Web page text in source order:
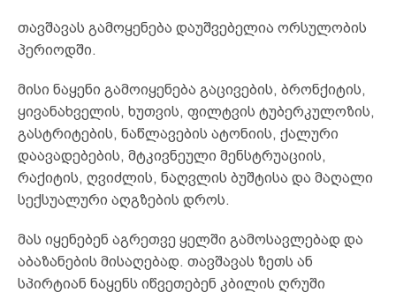
თავშავას გამოყენება დაუშვებელია ორსულობის
პერიოდში.
მისი ნაყენი გამოიყენება გაცივების, ბრონქიტის,
ყივანახველის, ხუთვის, ფილტვის ტუბერკულოზის,
გასტრიტების, ნაწლავების ატონიის, ქალური
დაავადებების, მტკივნეული მენსტრუაციის,
რაქიტის, ღვიძლის, ნაღვლის ბუშტისა და მაღალი
სექსუალური აღგზების დროს.
მას იყენებენ აგრეთვე ყელში გამოსავლებად და
აბაზანების მისაღებად. თავშავას ზეთს ან
სპირტიან ნაყენს იწვეთებენ კბილის ღრუში